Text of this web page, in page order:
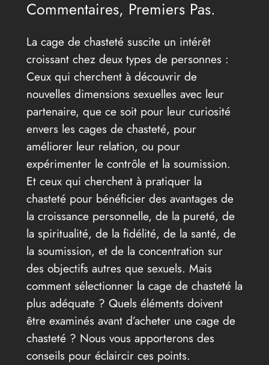
Commentaires, Premiers Pas.
La cage de chasteté suscite un intérêt
croissant chez deux types de personnes :
Ceux qui cherchent à découvrir de
nouvelles dimensions sexuelles avec leur
partenaire, que ce soit pour leur curiosité
envers les cages de chasteté, pour
améliorer leur relation, ou pour
expérimenter le contrôle et la soumission.
Et ceux qui cherchent à pratiquer la
chasteté pour bénéficier des avantages de
la croissance personnelle, de la pureté, de
la spiritualité, de la fidélité, de la santé, de
la soumission, et de la concentration sur
des objectifs autres que sexuels. Mais
comment sélectionner la cage de chasteté la
plus adéquate ? Quels éléments doivent
être examinés avant d’acheter une cage de
chasteté ? Nous vous apporterons des
conseils pour éclaircir ces points.